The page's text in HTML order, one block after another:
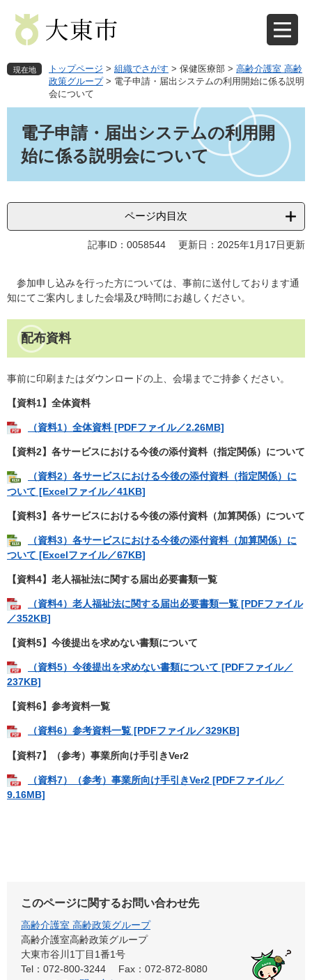
先
す
を
し
現在地 トップページ > 組織でさがす > 保健医療部 > 高齢介護室 高齢
政策グループ > 電子申請・届出システムの利用開始に係る説明
会について
電子申請・届出システムの利用開
始に係る説明会について
ページ内目次
記事ID：0058544 更新日：2025年1月17日更新
参加申し込みを行った方については、事前に送付しております通
知にてご案内しました会場及び時間にお越しください。
配布資料
事前に印刷またはダウンロードの上、会場までご持参ください。
【資料1】全体資料
（資料1）全体資料 [PDFファイル／2.26MB]
【資料2】各サービスにおける今後の添付資料（指定関係）について​
（資料2）各サービスにおける今後の添付資料（指定関係）に
ついて​ [Excelファイル／41KB]
【資料3】 各サービスにおける今後の添付資料（加算関係）について​
（資料3）各サービスにおける今後の添付資料（加算関係）に
ついて [Excelファイル／67KB]
【資料4】老人福祉法に関する届出必要書類一覧​​
（資料4）老人福祉法に関する届出必要書類一覧​ [PDFファイル
／352KB]
【資料5】今後提出を求めない書類について​
（資料5）今後提出を求めない書類について​ [PDFファイル／
237KB]
​【資料6】参考資料一覧​
​（資料6）参考資料一覧 [PDFファイル／329KB]
​【資料7】（参考）事業所向け手引きVer2​
​（資料7）（参考）事業所向け手引きVer2​ [PDFファイル／
9.16MB]
このページに関するお問い合わせ先
高齢介護室 高齢政策グループ
高齢介護室高齢政策グループ
大東市谷川1丁目1番1号
Tel：072-800-3244
Fax：072-872-8080